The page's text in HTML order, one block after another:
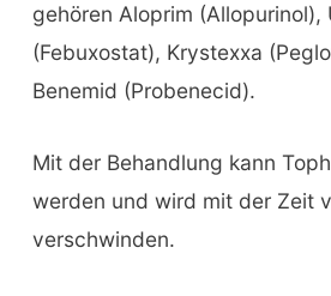
gehören Aloprim (Allopurinol),
(Febuxostat), Krystexxa
Benemid (Probenecid).
Mit der Behandlung kann
werden und wird mit der Zeit
verschwinden.